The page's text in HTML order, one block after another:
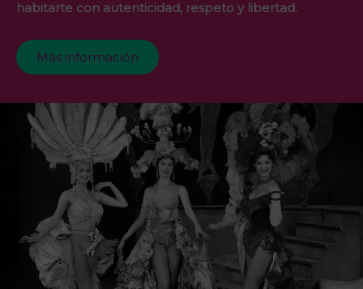
habitarte con autenticidad, respeto y libertad.
Más información